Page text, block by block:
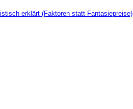
erklärt (Faktoren statt Fantasiepreise)